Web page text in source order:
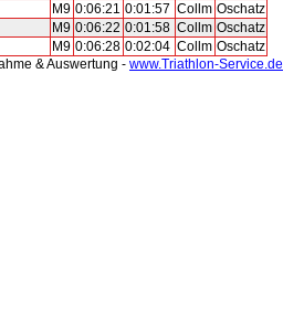
M9 0:06:21 0:01:57 Collm Oschatz
M9 0:06:22 0:01:58 Collm Oschatz
M9 0:06:28 0:02:04 Collm Oschatz
& Auswertung - www.Triathlon-Service.de